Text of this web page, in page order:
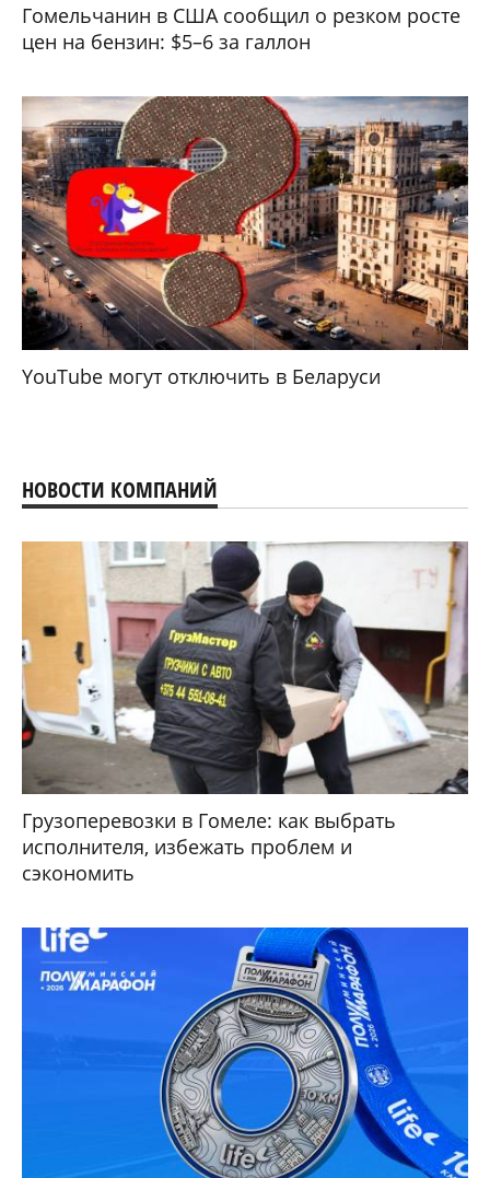
Гомельчанин в США сообщил о резком росте
цен на бензин: $5–6 за галлон
YouTube могут отключить в Беларуси
НОВОСТИ КОМПАНИЙ
Грузоперевозки в Гомеле: как выбрать
исполнителя, избежать проблем и
сэкономить